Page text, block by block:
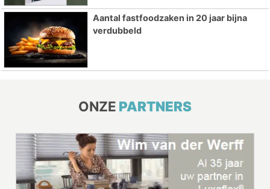
Aantal fastfoodzaken in 20 jaar bijna
verdubbeld
ONZE PARTNERS